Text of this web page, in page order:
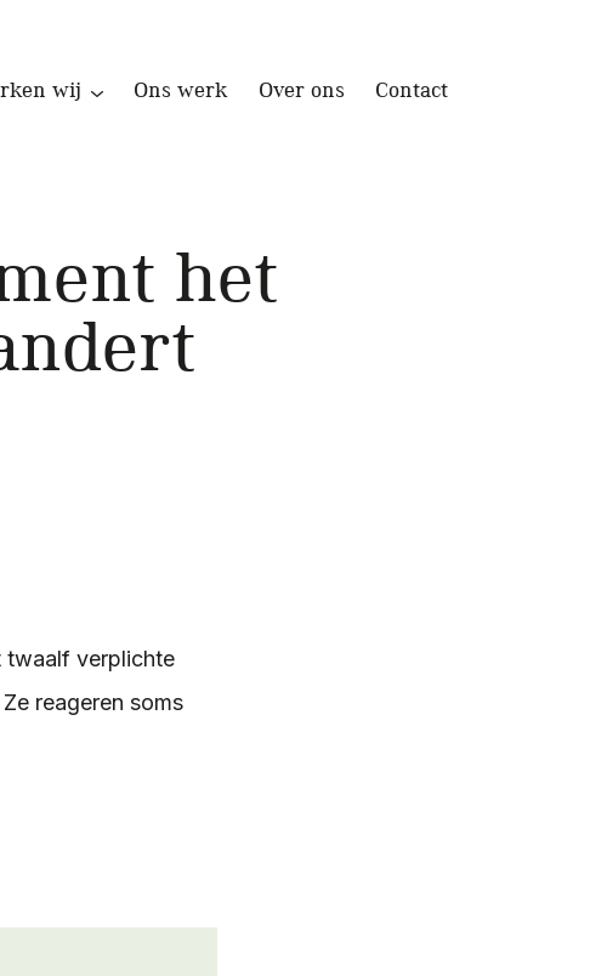
wij Ons werk Over ons Contact
het
twaalf verplichte
reageren soms